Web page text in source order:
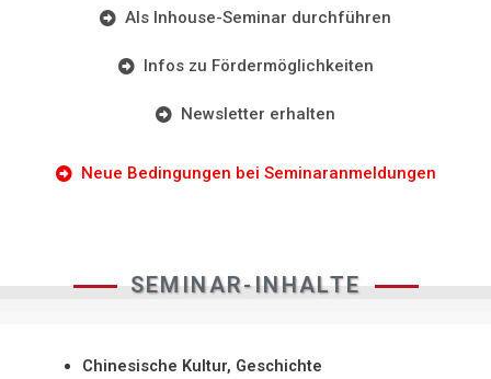
Als Inhouse-Seminar durchführen
Infos zu Fördermöglichkeiten
Newsletter erhalten
Neue Bedingungen bei Seminaranmeldungen
SEMINAR-INHALTE
Chinesische Kultur, Geschichte